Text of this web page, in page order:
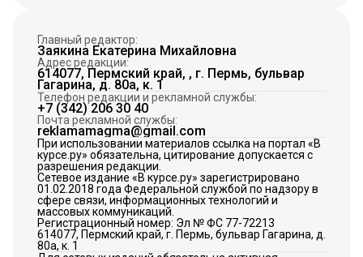
Главный редактор:
Заякина Екатерина Михайловна
Адрес редакции:
614077, Пермский край, , г. Пермь, бульвар
Гагарина, д. 80а, к. 1
Телефон редакции и рекламной службы:
+7 (342) 206 30 40
Почта рекламной службы:
reklamamagma@gmail.com
При использовании материалов ссылка на портал «В
курсе.ру» обязательна, цитирование допускается с
разрешения редакции.
Сетевое издание «В курсе.ру» зарегистрировано
01.02.2018 года Федеральной службой по надзору в
сфере связи, информационных технологий и
массовых коммуникаций.
Регистрационный номер: Эл № ФС 77-72213
614077, Пермский край, г. Пермь, бульвар Гагарина, д.
80а, к. 1